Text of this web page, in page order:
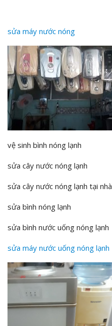
sửa máy nước nóng
vệ sinh bình nóng lạnh
sửa cây nước nóng lạnh
sửa cây nước nóng lạnh tại nhà
sửa bình nóng lạnh
sửa bình nước uống nóng lạnh
sửa máy nước uống nóng lạnh